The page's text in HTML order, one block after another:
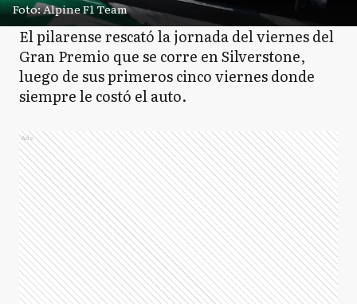
Foto: Alpine F1 Team
El pilarense rescató la jornada del viernes del
Gran Premio que se corre en Silverstone,
luego de sus primeros cinco viernes donde
siempre le costó el auto.
Ads